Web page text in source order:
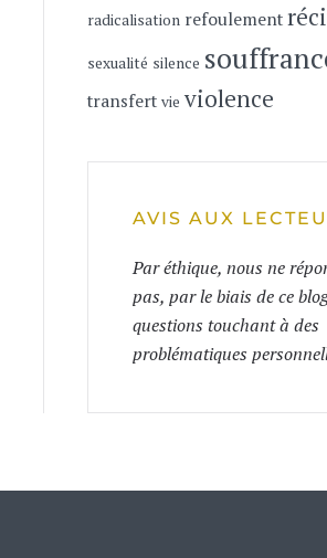
radicalisation refoulement
sexualité silence
transfert vie violence
AVIS AUX
Par éthique, nous ne
pas, par le biais de ce
questions touchant à des
problématiques